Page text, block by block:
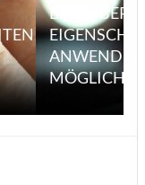
EINE
MÖGLICHE